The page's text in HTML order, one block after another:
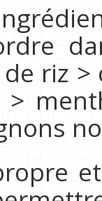
riz
>